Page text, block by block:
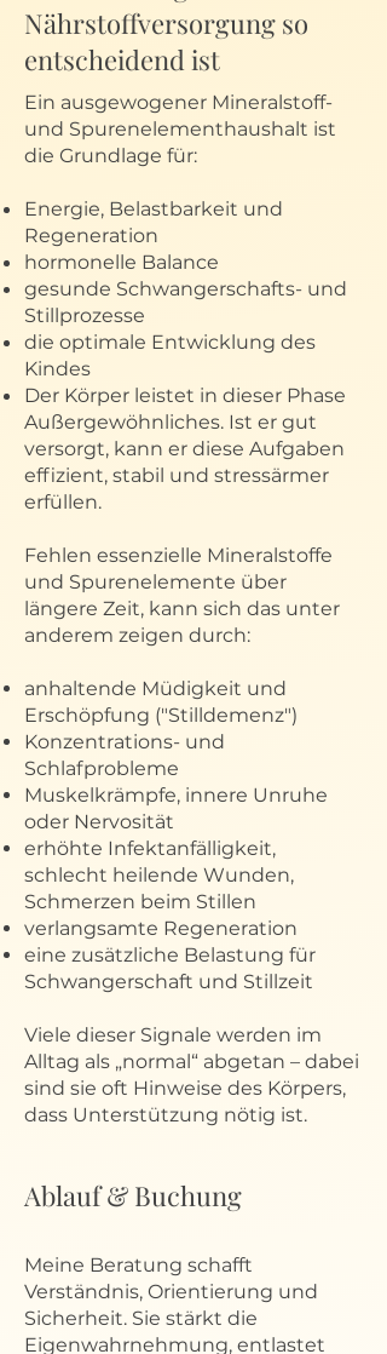
Nährstoffversorgung so
entscheidend ist
Ein ausgewogener Mineralstoff-
und Spurenelementhaushalt ist
die Grundlage für:
Energie, Belastbarkeit und
Regeneration
hormonelle Balance
gesunde Schwangerschafts- und
Stillprozesse
die optimale Entwicklung des
Kindes
Der Körper leistet in dieser Phase
Außergewöhnliches. Ist er gut
versorgt, kann er diese Aufgaben
effizient, stabil und stressärmer
erfüllen.
Fehlen essenzielle Mineralstoffe
und Spurenelemente über
längere Zeit, kann sich das unter
anderem zeigen durch:
anhaltende Müdigkeit und
Erschöpfung ("Stilldemenz")
Konzentrations- und
Schlafprobleme
Muskelkrämpfe, innere Unruhe
oder Nervosität
erhöhte Infektanfälligkeit,
schlecht heilende Wunden,
Schmerzen beim Stillen
verlangsamte Regeneration
eine zusätzliche Belastung für
Schwangerschaft und Stillzeit
Viele dieser Signale werden im
Alltag als „normal“ abgetan – dabei
sind sie oft Hinweise des Körpers,
dass Unterstützung nötig ist.
Ablauf & Buchung
Meine Beratung schafft
Verständnis, Orientierung und
Sicherheit. Sie stärkt die
Eigenwahrnehmung, entlastet